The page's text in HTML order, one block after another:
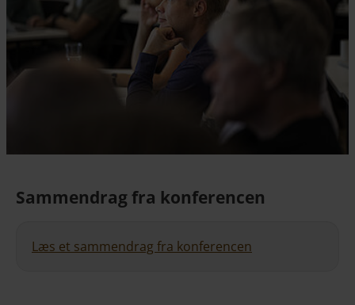
Sammendrag fra konferencen
Læs et sammendrag fra konferencen